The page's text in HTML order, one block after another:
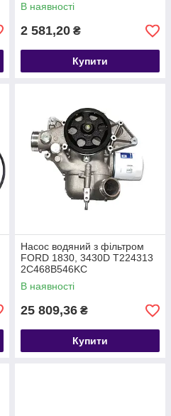
В наявності
2 581,20 ₴
Купити
Насос водяний з фільтром
FORD 1830, 3430D T224313
2C468B546KC
В наявності
25 809,36 ₴
Купити